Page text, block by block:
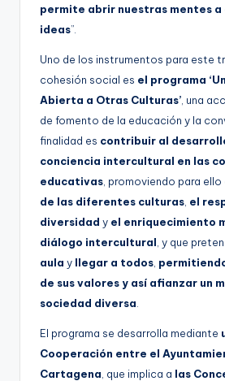
permite abrir nuestras mentes a
ideas”.
Uno de los instrumentos para este
cohesión social es el programa
Abierta a Otras Culturas’ , una
de fomento de la educación y la
finalidad es contribuir al
conciencia intercultural en las
educativas , promoviendo para ello
de las diferentes culturas el
diversidad y el enriquecimiento
diálogo intercultural , y que
aula y llegar a todos
de sus valores y así afianzar un
sociedad diversa
El programa se desarrolla mediante
Cooperación entre el
Cartagena , que implica a las